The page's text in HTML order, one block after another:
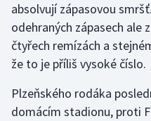
Krasobruslení
Lezení
Lyže a snowboard
absolvují zápasovou
odehraných zápasech
čtyřech remízách a
že to je příliš vysoké číslo.
Plzeňského rodáka
domácím stadionu, proti